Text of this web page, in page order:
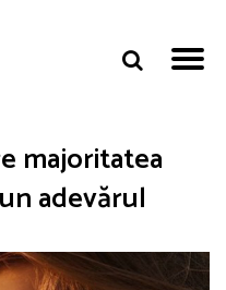
majoritatea
adevărul